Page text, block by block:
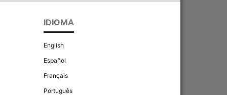
IDIOMA
English
Español
Français
Português